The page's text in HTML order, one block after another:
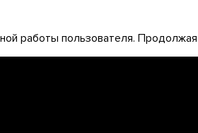
работы пользователя.